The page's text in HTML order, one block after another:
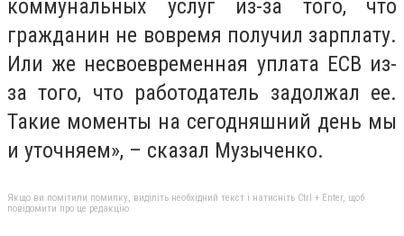
коммунальных услуг из-за того, что
гражданин не вовремя получил зарплату.
Или же несвоевременная уплата ЕСВ из-
за того, что работодатель задолжал ее.
Такие моменты на сегодняшний день мы
и уточняем», – cказал Музыченко.
Якщо ви помітили помилку, виділіть необхідний текст і натисніть Ctrl + Enter, щоб
повідомити про це редакцію